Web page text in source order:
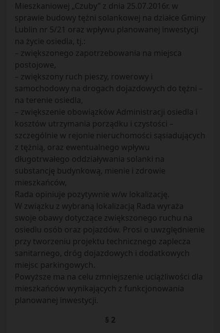
Mieszkaniowej „Czuby” z dnia 25.07.2016r. w
sprawie budowy tężni solankowej na działce Gminy
Lublin nr 5/21 oraz wpływu planowanej inwestycji
na życie osiedla, tj.:
– zwiększonego zapotrzebowania na miejsca
postojowe,
– zwiększony ruch pieszy, rowerowy i
samochodowy na drogach dojazdowych do tężni –
na terenie osiedla,
– zwiększenie obowiązków Administracji osiedla i
kosztów utrzymania porządku i czystości –
szczególnie w rejonie nieruchomości sąsiadujących
z tężnią, oraz ewentualnego wpływu
długotrwałego oddziaływania solanki na
substancję budynkową, mienie i zdrowie
mieszkańców,
Rada opiniuje pozytywnie w/w lokalizację.
W związku z wybraną lokalizacją Rada wyraża
swoje obawy dotyczące zwiększonego ruchu na
osiedlu osób oraz pojazdów. Prosi o uwzględnienie
przy tworzeniu projektu technicznego zaplecza
sanitarnego, dróg dojazdowych i dodatkowych
miejsc parkingowych.
Powyższe ma na celu zmniejszenie uciążliwości dla
mieszkańców wynikających z funkcjonowania
planowanej inwestycji.
§ 2